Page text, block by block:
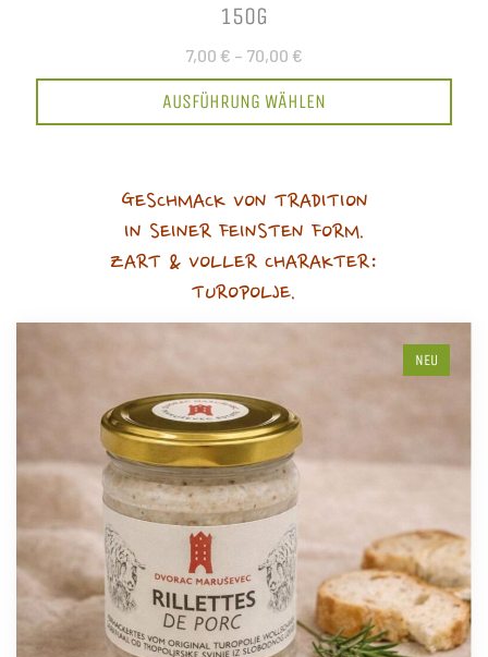
150G
7,00 € – 70,00 €
AUSFÜHRUNG WÄHLEN
GESCHMACK VON TRADITION
IN SEINER FEINSTEN FORM.
ZART & VOLLER CHARAKTER:
TUROPOLJE.
NEU